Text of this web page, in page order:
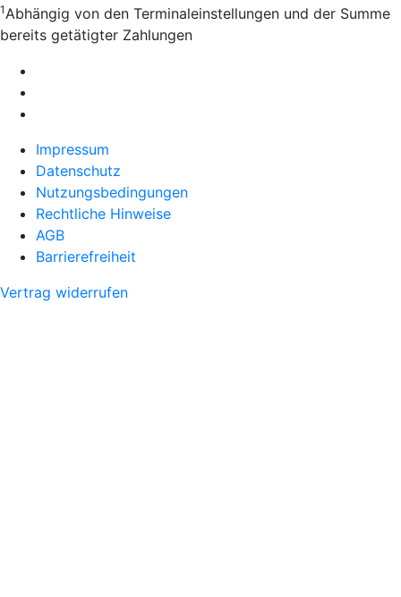
1Abhängig von den Terminaleinstellungen und der Summe
bereits getätigter Zahlungen
Impressum
Datenschutz
Nutzungsbedingungen
Rechtliche Hinweise
AGB
Barrierefreiheit
Vertrag widerrufen